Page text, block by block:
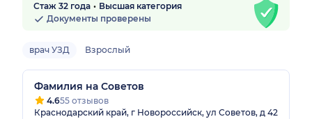
Стаж 32 года
Высшая категория
Документы проверены
врач УЗД Взрослый
Фамилия на Советов
4.655 отзывов
Краснодарский край, г Новороссийск, ул Советов, д 42